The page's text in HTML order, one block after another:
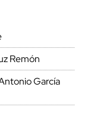
Remón
García